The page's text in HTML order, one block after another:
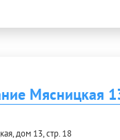
Мясницкая
дом 13, стр. 18